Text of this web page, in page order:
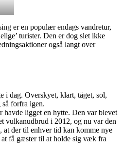
er en populær endags vandretur,
turister. Den er dog slet ikke
også langt over
i dag. Overskyet, klart, tåget, sol,
forfra igen.
havde ligget en hytte. Den var blevet
vulkanudbrud i 2012, og nu var den
at der til enhver tid kan komme nye
få gæster til at holde sig væk fra